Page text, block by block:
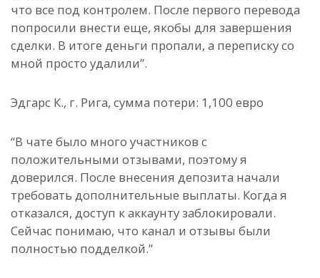
что все под контролем. После первого перевода
попросили внести еще, якобы для завершения
сделки. В итоге деньги пропали, а переписку со
мной просто удалили”.
Эдгарс К., г. Рига, сумма потери: 1,100 евро
“В чате было много участников с
положительными отзывами, поэтому я
доверился. После внесения депозита начали
требовать дополнительные выплаты. Когда я
отказался, доступ к аккаунту заблокировали.
Сейчас понимаю, что канал и отзывы были
полностью подделкой.”